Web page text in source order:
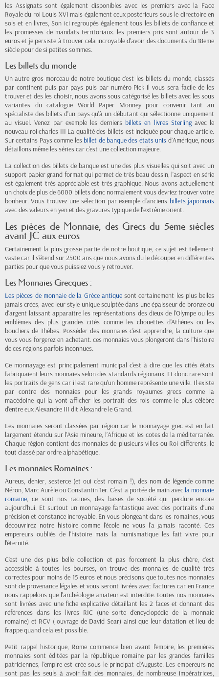
les Assignats sont également disponibles avec les premiers avec la Face
Royale du roi Louis XVI mais également ceux postérieurs sous le directoire en
sols et en livres, Son ici regroupés également tous les billets de confiance et
les promesses de mandats territoriaux. les premiers prix sont autour de 3
euros et je persiste à trouver cela incroyable d'avoir des documents du 18eme
siècle pour de si petites sommes.
Les billets du monde
Un autre gros morceau de notre boutique c'est les billets du monde, classés
par continent puis par pays puis par numéro Pick il vous sera facile de les
trouver et des les choisir, nous avons sous catégorisé les billets avec les sous
variantes du catalogue World Paper Monney pour convenir tant au
spécialiste des billets d'un pays qu'à un débutant qui sélectionne uniquement
au visuel. Venez par exemple les derniers billets en livres Sterlingavec le
nouveau roi charles III La qualité des billets est indiquée pour chaque article.
Sur certains Pays comme les billet de banque des états unis d’Amérique, nous
détaillons même les séries car c'est une collection majeure.
La collection des billets de banque est une des plus visuelles qui soit avec un
support papier grand format qui permet de très beau dessin, l'aspect en série
est également très appréciable est très graphique. Nous avons actuellement
un choix de plus de 6000 billets donc normalement vous devriez trouver votre
bonheur. Vous trouvez une sélection par exemple d'anciens billets japonnais
avec des valeurs en yen et des gravures typique de l’extrême orient.
Les pièces de Monnaie, des Grecs du 5eme siècles
avant JC aux euros
Certainement la plus grosse partie de notre boutique, ce sujet est tellement
vaste car il s'étend sur 2500 ans que nous avons du le découper en différentes
parties pour que vous puissiez vous y retrouver.
Les Monnaies Grecques :
Les pièces de monnaie de la Grèce antiquesont certainement les plus belles
jamais crées, avec leur style unique sculptée dans une épaisseur de bronze ou
d'argent laissant apparaitre les représentations des dieux de l'Olympe ou les
emblèmes des plus grandes cités comme les chouettes d'Athènes ou les
boucliers de Thèbes. Posséder des monnaies c'est apprendre, la culture que
vous vous forgerez en achetant. ces monnaies vous plongeront dans l'histoire
de ces régions parfois inconnues.
Ce monnayage est principalement municipal c'est à dire que les cités états
fabriquaient leurs monnaies selon des standards régionaux. Et donc rare sont
les portraits de gens car il est rare qu'un homme représente une ville. Il existe
par contre des monnaies pour les grands royaumes grecs comme la
macédoine qui la vont afficher les portrait des rois comme le plus célèbre
d'entre eux Alexandre III dit Alexandre le Grand.
Les monnaies seront classées par région car le monnayage grec est en fait
largement étendu sur l’Asie mineure, l’Afrique et les cotes de la méditerranée.
Chaque région contient des monnaies de plusieurs villes ou Roi différents, le
tout classé par ordre alphabétique.
Les monnaies Romaines :
Aureus, denier, sesterce (et oui c'est romain !), des nom de légende comme
Néron, Marc Aurèle ou Constantin 1er. C'est a portée de main avec la monnaie
romaine, ce sont nos racines, des bases de société qui perdure encore
aujourd'hui. Et surtout un monnayage fantastique avec des portraits d’une
précision et constance incroyable. En vous plongeant dans les romaines, vous
découvrirez notre histoire comme l'école ne vous l'a jamais raconté. Ces
empereurs oubliés de l'histoire mais la numismatique les fait vivre pour
l'éternité.
C'est une des plus belle collection et pas forcement la plus chère, c'est
accessible à toutes les bourses, on trouve des monnaies de qualité très
correctes pour moins de 15 euros et nous précisons que toutes nos monnaies
sont de provenance légales et vous seront livrées avec factures car en France
nous rappelons que l'archéologie amateur est interdite. toutes nos monnaies
sont livrées avec une fiche explicative détaillant les 2 faces et donnant des
références dans les livres RIC (une sorte d'encyclopédie de la monnaie
romaine) et RCV ( ouvrage de David Sear) ainsi que leur datation et lieu de
frappe quand cela est possible.
Petit rappel historique, Rome commence bien avant l'empire, les premières
monnaies sont éditées par la république romaine par les grandes familles
patriciennes, l'empire est crée sous le principat d'Auguste. Les empereurs ne
sont pas les seuls à avoir fait des monnaies, de nombreuse impératrices,